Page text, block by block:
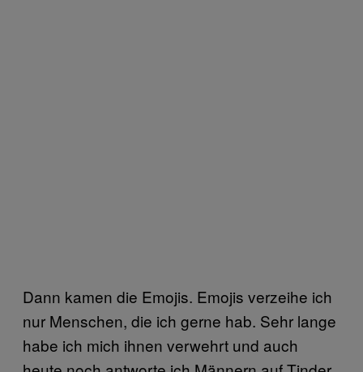
Dann kamen die Emojis. Emojis verzeihe ich
nur Menschen, die ich gerne hab. Sehr lange
habe ich mich ihnen verwehrt und auch